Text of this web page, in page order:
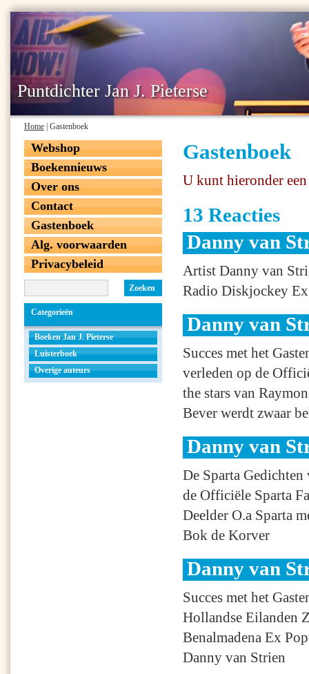
Puntdichter Jan J. Pieterse
Home | Gastenboek
Webshop
Boekennieuws
Over ons
Contact
Gastenboek
Alg. voorwaarden
Privacybeleid
Zoeken
Categorieën
Boeken Jan J. Pieterse
Luisterboek
Overige auteurs
Gastenboek
U kunt hieronder
13 Reacties
Danny van
Artist Danny van
Radio Diskjockey
Danny van
Succes met het
verleden op de
the stars van
Bever werdt zwaar
Danny van
De Sparta
de Officiële Sparta
Deelder O.a Sparta
Bok de Korver
Danny van
Succes met het
Hollandse Eilanden
Benalmadena Ex
Danny van Strien